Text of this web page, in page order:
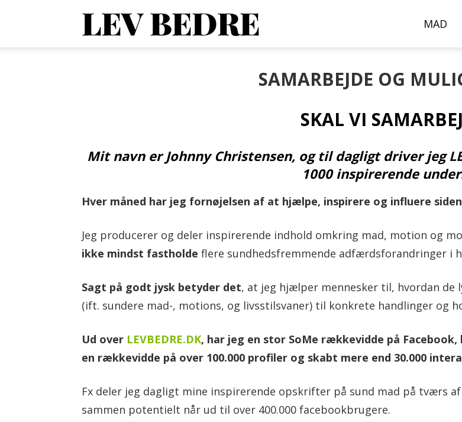
Opskrifter,
og
Artikler
der
inspirerer
dig
MAD
SAMARBEJDE OG
SKAL VI
Mit navn er Johnny Christensen, og til dagligt driver jeg
1000 inspirerende
Hver måned har jeg fornøjelsen af at hjælpe, inspirere og influere siden
Jeg producerer og deler inspirerende indhold omkring mad, motion og
ikke mindst fastholde flere sundhedsfremmende adfærdsforandringer i
Sagt på godt jysk betyder det, at jeg hjælper mennesker til, hvordan
(ift. sundere mad-, motions, og livsstilsvaner) til konkrete handlinger og
Ud over LEVBEDRE.DK, har jeg en stor SoMe rækkevidde på
en rækkevidde på over 100.000 profiler og skabt mere end 30.000
Fx deler jeg dagligt mine inspirerende opskrifter på sund mad på tværs
sammen potentielt når ud til over 400.000 facebookbrugere.